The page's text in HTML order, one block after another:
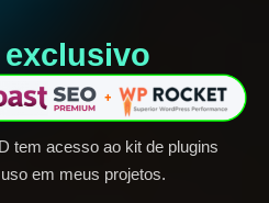
tem acesso ao kit de plugins
em meus projetos.